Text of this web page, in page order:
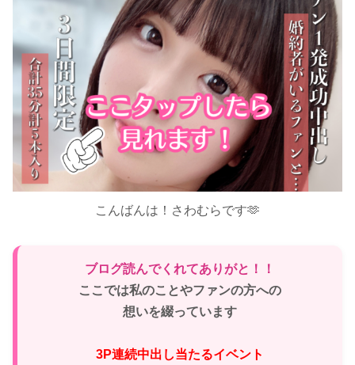
こんばんは！さわむらです🫶
ブログ読んでくれてありがと！！
ここでは私のことやファンの方への
想いを綴っています
3P連続中出し当たるイベント